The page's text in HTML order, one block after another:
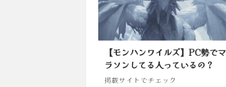
【モンハンワイルズ】PC勢でマ
ラソンしてる人っているの？
掲載サイトでチェック